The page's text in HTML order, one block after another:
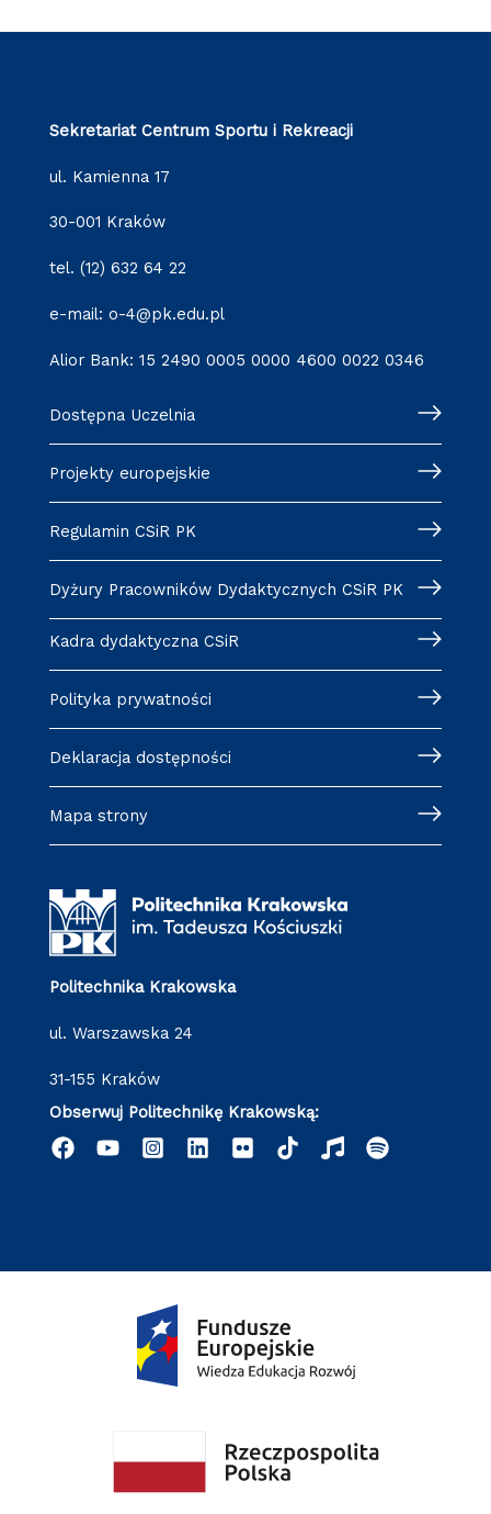
Sekretariat Centrum Sportu i Rekreacji
ul. Kamienna 17
30-001 Kraków
tel. (12) 632 64 22
e-mail: o-4@pk.edu.pl
Alior Bank: 15 2490 0005 0000 4600 0022 0346
Dostępna Uczelnia
Projekty europejskie
Regulamin CSiR PK
Dyżury Pracowników Dydaktycznych CSiR PK
Kadra dydaktyczna CSiR
Polityka prywatności
Deklaracja dostępności
Mapa strony
Politechnika Krakowska
ul. Warszawska 24
31-155 Kraków
Obserwuj Politechnikę Krakowską: